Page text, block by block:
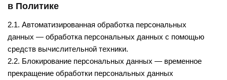
в Политике
2.1. Автоматизированная обработка персональных
данных — обработка персональных данных с помощью
средств вычислительной техники.
2.2. Блокирование персональных данных — временное
прекращение обработки персональных данных